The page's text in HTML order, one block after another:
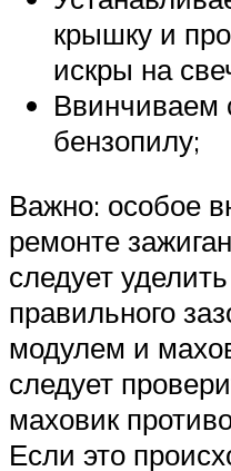
крышку и
искры на
Ввинчиваем
бензопилу;
Важно: особое
ремонте
следует
правильного
модулем и
следует
маховик
Если это